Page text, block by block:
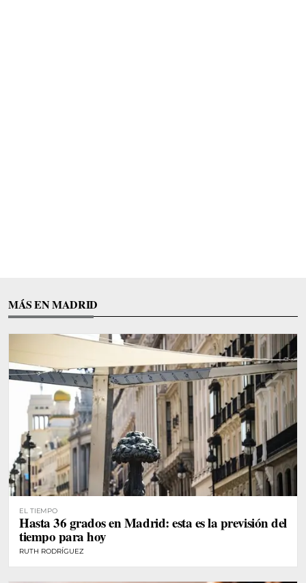
MÁS EN MADRID
EL TIEMPO
Hasta 36 grados en Madrid: esta es la previsión del
tiempo para hoy
RUTH RODRÍGUEZ